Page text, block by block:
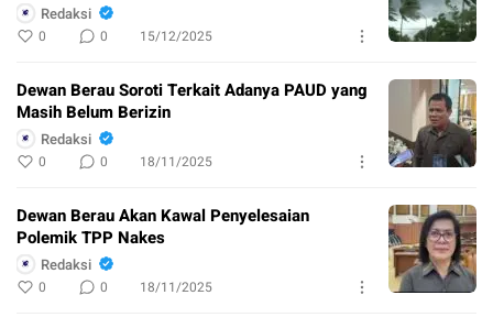
Redaksi
0 0 15/12/2025
Dewan Berau Soroti Terkait Adanya PAUD yang
Masih Belum Berizin
Redaksi
0 0 18/11/2025
Dewan Berau Akan Kawal Penyelesaian
Polemik TPP Nakes
Redaksi
0 0 18/11/2025